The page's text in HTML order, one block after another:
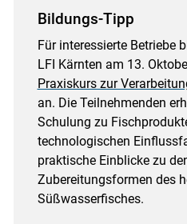
Bildungs-Tipp
Für interessierte Betriebe
LFI Kärnten am 13.
Praxiskurs zur
an. Die Teilnehmenden
Schulung zu
technologischen
praktische Einblicke zu
Zubereitungsformen des
Süßwasserfisches.